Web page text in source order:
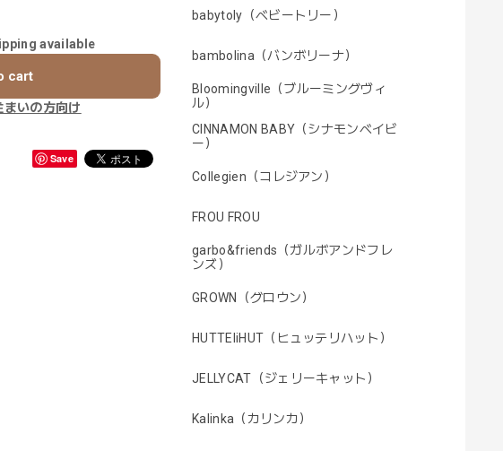
babytoly（ベビートリー）
bambolina（バンボリーナ）
Bloomingville（ブルーミングヴィ
ル）
CINNAMON BABY（シナモンベイビ
ー）
Collegien（コレジアン）
FROU FROU
garbo&friends（ガルボアンドフレ
ンズ）
GROWN（グロウン）
HUTTEliHUT（ヒュッテリハット）
JELLYCAT（ジェリーキャット）
Kalinka（カリンカ）
available
cart
まいの方向け
Save